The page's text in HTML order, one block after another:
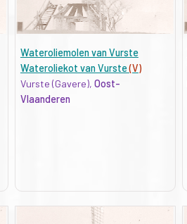
Wateroliemolen van Vurste
Wateroliekot van Vurste(V)
Vurste (Gavere), Oost-
Vlaanderen